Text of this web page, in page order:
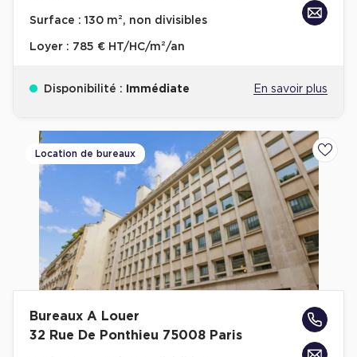
Achat de Bureaux à Rennes
Collections de Bureaux
Immeuble de bureaux avec services
Location bureaux Bellecour - Cordeliers (Lyon)
Haussmanniens
Location d'Entrepôts / Activités
Location d'Entrepôts / Activités à Aix-en-Provence
Surface : 130 m², non divisibles
Loyer : 785 € HT/HC/m²/an
Disponibilité : Immédiate En savoir plus
Location de bureaux
Bureaux A Louer
32 Rue De Ponthieu 75008 Paris